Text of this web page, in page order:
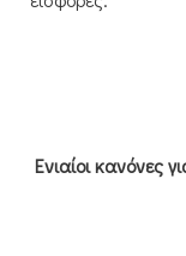
Ενιαίοι κανόνες